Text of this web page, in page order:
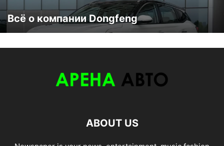
Всё о компании Dongfeng
ABOUT US